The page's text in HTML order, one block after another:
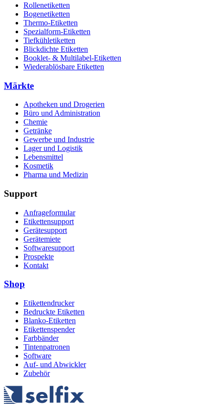
Rollenetiketten
Bogenetiketten
Thermo-Etiketten
Spezialform-Etiketten
Tiefkühletiketten
Blickdichte Etiketten
Booklet- & Multilabel-Etiketten
Wiederablösbare Etiketten
Märkte
Apotheken und Drogerien
Büro und Administration
Chemie
Getränke
Gewerbe und Industrie
Lager und Logistik
Lebensmittel
Kosmetik
Pharma und Medizin
Support
Anfrageformular
Etikettensupport
Gerätesupport
Gerätemiete
Softwaresupport
Prospekte
Kontakt
Shop
Etikettendrucker
Bedruckte Etiketten
Blanko-Etiketten
Etikettenspender
Farbbänder
Tintenpatronen
Software
Auf- und Abwickler
Zubehör